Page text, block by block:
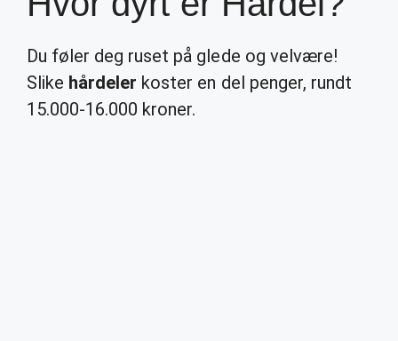
Du føler deg ruset på glede og velvære!
Slike hårdeler koster en del penger, rundt
15.000-16.000 kroner.